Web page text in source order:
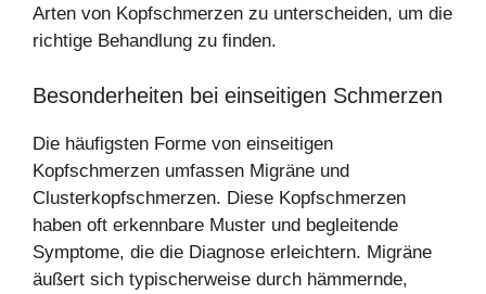
Arten von Kopfschmerzen zu unterscheiden, um die
richtige Behandlung zu finden.
Besonderheiten bei einseitigen Schmerzen
Die häufigsten Forme von einseitigen
Kopfschmerzen umfassen Migräne und
Clusterkopfschmerzen. Diese Kopfschmerzen
haben oft erkennbare Muster und begleitende
Symptome, die die Diagnose erleichtern. Migräne
äußert sich typischerweise durch hämmernde,